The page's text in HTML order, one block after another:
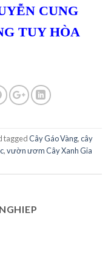
CUNG
TUY HÒA
taggedCây Gáo Vàng,cây
,vườn ươm Cây Xanh Gia